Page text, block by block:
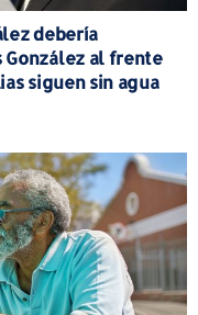
debería
González al frente
siguen sin agua